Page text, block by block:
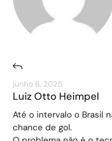
junho 6, 2025
Luiz Otto Heimpel
Até o intervalo o Brasil
chance de gol.